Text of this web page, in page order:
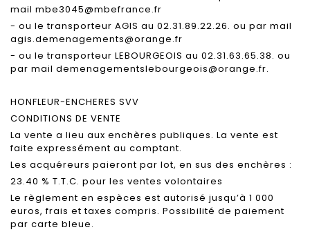
mail mbe3045@mbefrance.fr
- ou le transporteur AGIS au 02.31.89.22.26. ou par mail
agis.demenagements@orange.fr
- ou le transporteur LEBOURGEOIS au 02.31.63.65.38. ou
par mail demenagementslebourgeois@orange.fr.
HONFLEUR-ENCHERES SVV
CONDITIONS DE VENTE
La vente a lieu aux enchères publiques. La vente est
faite expressément au comptant.
Les acquéreurs paieront par lot, en sus des enchères :
23.40 % T.T.C. pour les ventes volontaires
Le règlement en espèces est autorisé jusqu’à 1 000
euros, frais et taxes compris. Possibilité de paiement
par carte bleue.